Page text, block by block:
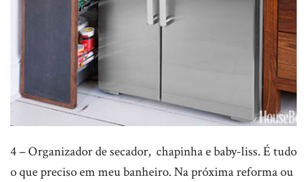
4 – Organizador de secador, chapinha e baby-liss. É tudo
o que preciso em meu banheiro. Na próxima reforma ou